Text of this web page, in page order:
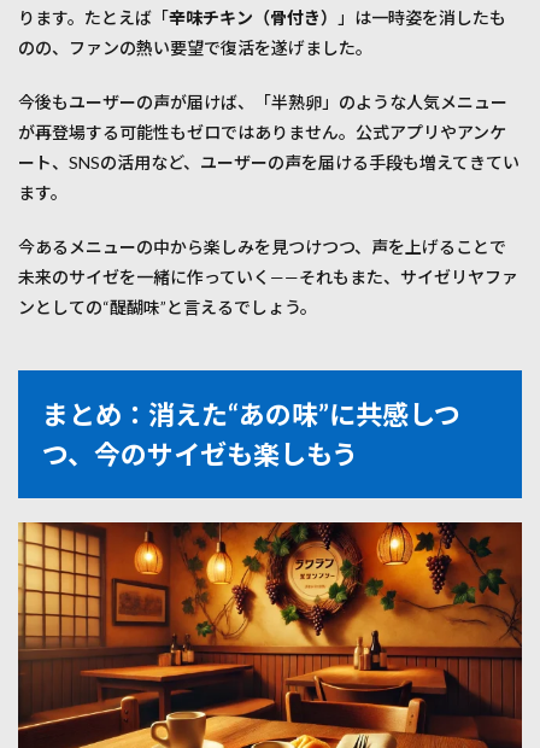
ります。たとえば「辛味チキン（骨付き）
」は一時姿を消したも
のの、ファンの熱い要望で復活を遂げました。
今後もユーザーの声が届けば、「半熟卵」のような人気メニュー
が再登場する可能性もゼロではありません。公式アプリやアンケ
ート、SNSの活用など、ユーザーの声を届ける手段も増えてきてい
ます。
今あるメニューの中から楽しみを見つけつつ、声を上げることで
未来のサイゼを一緒に作っていく——それもまた、サイゼリヤファ
ンとしての“醍醐味”と言えるでしょう。
まとめ：消えた“あの味”に共感しつ
つ、今のサイゼも楽しもう